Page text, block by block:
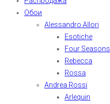
Обои
Alessandro Allori
Esotiche
Four Seasons
Rebecca
Rossa
Andrea Rossi
Arlequin